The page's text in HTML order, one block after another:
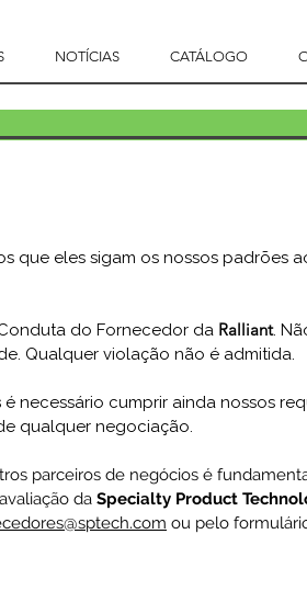
NOTÍCIAS CATÁLOGO
que eles sigam os nossos padrões
do Fornecedor da Ralliant.
Qualquer violação não é admitida.
é necessário cumprir ainda nossos
qualquer negociação.
parceiros de negócios é
da Specialty Product
ou pelo